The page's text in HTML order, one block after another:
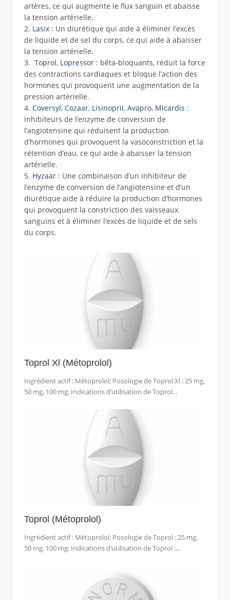
artères, ce qui augmente le flux sanguin et abaisse
la tension artérielle.
2. Lasix: Un diurétique qui aide à éliminer l’excès
de liquide et de sel du corps, ce qui aide à abaisser
la tension artérielle.
3. Toprol,Lopressor: bêta-bloquants, réduit la force
des contractions cardiaques et bloque l’action des
hormones qui provoquent une augmentation de la
pression artérielle.
4. Coversyl, Cozaar, Lisinopril,Avapro,Micardis :
inhibiteurs de l’enzyme de conversion de
l’angiotensine qui réduisent la production
d’hormones qui provoquent la vasoconstriction et la
rétention d’eau, ce qui aide à abaisser la tension
artérielle.
5. Hyzaar: Une combinaison d’un inhibiteur de
l’enzyme de conversion de l’angiotensine et d’un
diurétique aide à réduire la production d’hormones
qui provoquent la constriction des vaisseaux
sanguins et à éliminer l’excès de liquide et de sels
du corps.
Toprol Xl (Métoprolol)
Ingrédient actif : Métoprolol; Posologie de Toprol Xl : 25 mg,
50 mg, 100 mg; Indications d’utilisation de Toprol...
Toprol (Métoprolol)
Ingrédient actif : Métoprolol; Posologie de Toprol : 25 mg,
50 mg, 100 mg; Indications d’utilisation de Toprol :...